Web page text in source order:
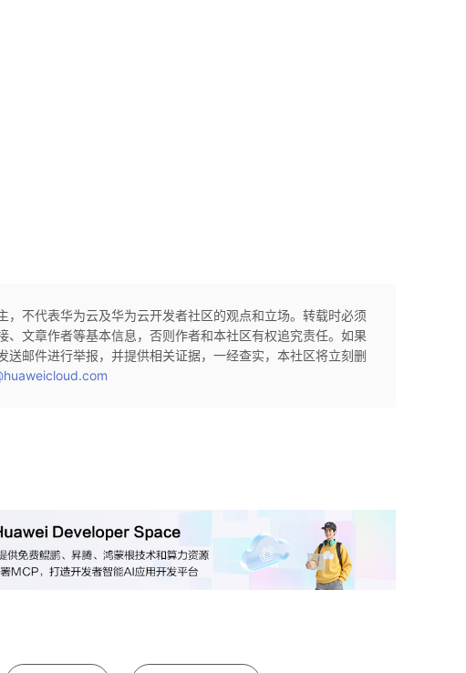
，不代表华为云及华为云开发者社区的观点和立场。转载时必须
、文章作者等基本信息，否则作者和本社区有权追究责任。如果
送邮件进行举报，并提供相关证据，一经查实，本社区将立刻删